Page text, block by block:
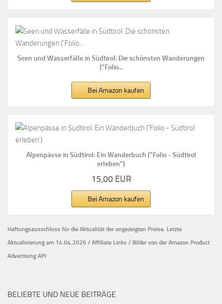
Seen und Wasserfälle in Südtirol: Die schönsten Wanderungen
("Folio...
Bei Amazon kaufen
Alpenpässe in Südtirol: Ein Wanderbuch ("Folio - Südtirol
erleben")
15,00 EUR
Bei Amazon kaufen
Haftungsausschluss für die Aktualität der angezeigten Preise. Letzte
Aktualisierung am 14.04.2026 / Affiliate Links / Bilder von der Amazon Product
Advertising API
BELIEBTE UND NEUE BEITRÄGE